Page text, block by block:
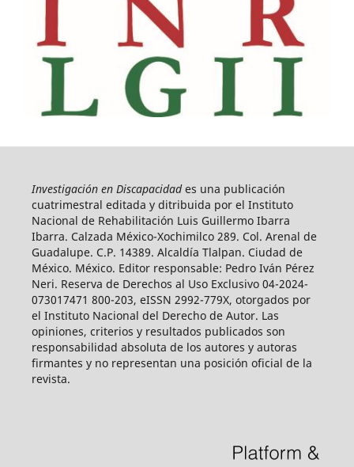
Investigación en Discapacidades una publicación
cuatrimestral editada y ditribuida por el Instituto
Nacional de Rehabilitación Luis Guillermo Ibarra
Ibarra. Calzada México-Xochimilco 289. Col. Arenal de
Guadalupe. C.P. 14389. Alcaldía Tlalpan. Ciudad de
México. México. Editor responsable: Pedro Iván Pérez
Neri. Reserva de Derechos al Uso Exclusivo 04-2024-
073017471 800-203, eISSN 2992-779X, otorgados por
el Instituto Nacional del Derecho de Autor. Las
opiniones, criterios y resultados publicados son
responsabilidad absoluta de los autores y autoras
firmantes y no representan una posición oficial de la
revista.